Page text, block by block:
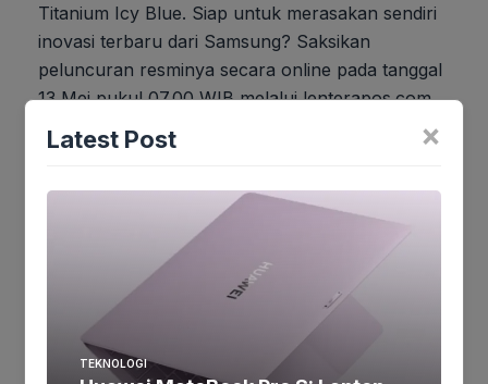
Titanium Icy Blue. Siap untuk merasakan sendiri
inovasi terbaru dari Samsung? Saksikan
peluncuran resminya secara online pada tanggal
13 Mei pukul 07.00 WIB melalui lenterapos.com
dan daftarkan diri Anda melalui Samsung
Reservation+ untuk menjadi yang pertama
Jika keberatan atau harus diedit baik
Artikel maupun foto Silahkan Laporkan!
Terima Kasih
×
Latest Post
TEKNOLOGI